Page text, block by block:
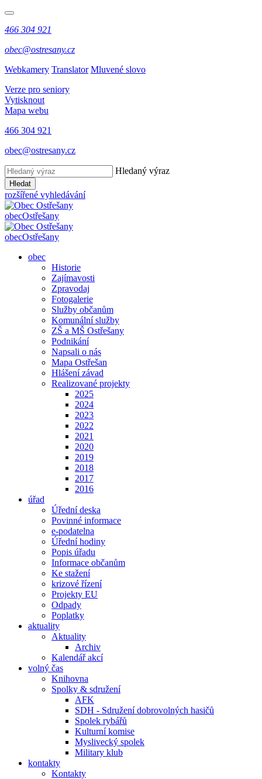
466 304 921
obec@ostresany.cz
Webkamery Translator Mluvené slovo
Verze pro seniory
Vytisknout
Mapa webu
466 304 921
obec@ostresany.cz
Hledaný výraz
Hledat
rozšířené vyhledávání
obecOstřešany
obecOstřešany
obec
Historie
Zajímavosti
Zpravodaj
Fotogalerie
Služby občanům
Komunální služby
ZŠ a MŠ Ostřešany
Podnikání
Napsali o nás
Mapa Ostřešan
Hlášení závad
Realizované projekty
2025
2024
2023
2022
2021
2020
2019
2018
2017
2016
úřad
Úřední deska
Povinné informace
e-podatelna
Úřední hodiny
Popis úřadu
Informace občanům
Ke stažení
krizové řízení
Projekty EU
Odpady
Poplatky
aktuality
Aktuality
Archiv
Kalendář akcí
volný čas
Knihovna
Spolky & sdružení
AFK
SDH - Sdružení dobrovolných hasičů
Spolek rybářů
Kulturní komise
Myslivecký spolek
Military klub
kontakty
Kontakty